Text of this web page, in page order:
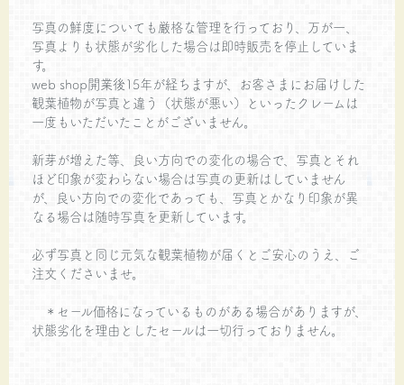
写真の鮮度についても厳格な管理を行っており、万が一、
写真よりも状態が劣化した場合は即時販売を停止していま
す。
web shop開業後15年が経ちますが、お客さまにお届けした
観葉植物が写真と違う（状態が悪い）といったクレームは
一度もいただいたことがございません。
新芽が増えた等、良い方向での変化の場合で、写真とそれ
ほど印象が変わらない場合は写真の更新はしていません
が、良い方向での変化であっても、写真とかなり印象が異
なる場合は随時写真を更新しています。
必ず写真と同じ元気な観葉植物が届くとご安心のうえ、ご
注文くださいませ。
＊セール価格になっているものがある場合がありますが、
状態劣化を理由としたセールは一切行っておりません。